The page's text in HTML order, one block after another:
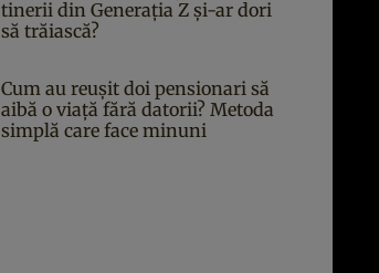
tinerii din Generația Z și-ar dori
să trăiască?
Cum au reușit doi pensionari să
aibă o viață fără datorii? Metoda
simplă care face minuni